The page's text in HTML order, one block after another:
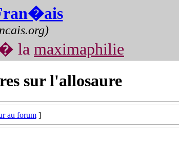
la maximaphilie
sur l'allosaure
au forum]